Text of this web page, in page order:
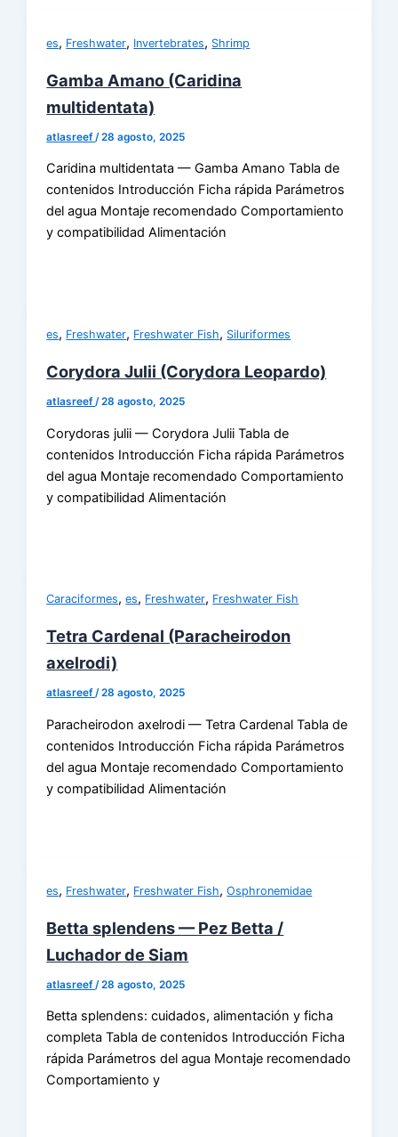
es, Freshwater, Invertebrates, Shrimp
Gamba Amano (Caridina
multidentata)
atlasreef /28 agosto, 2025
Caridina multidentata — Gamba Amano Tabla de
contenidos Introducción Ficha rápida Parámetros
del agua Montaje recomendado Comportamiento
y compatibilidad Alimentación
es, Freshwater, Freshwater Fish, Siluriformes
Corydora Julii (Corydora Leopardo)
atlasreef/28 agosto, 2025
Corydoras julii — Corydora Julii Tabla de
contenidos Introducción Ficha rápida Parámetros
del agua Montaje recomendado Comportamiento
y compatibilidad Alimentación
Caraciformes,es, Freshwater, Freshwater Fish
Tetra Cardenal (Paracheirodon
axelrodi)
atlasreef/28 agosto, 2025
Paracheirodon axelrodi — Tetra Cardenal Tabla de
contenidos Introducción Ficha rápida Parámetros
del agua Montaje recomendado Comportamiento
y compatibilidad Alimentación
es, Freshwater, Freshwater Fish,Osphronemidae
Betta splendens — Pez Betta /
Luchador de Siam
atlasreef /28 agosto, 2025
Betta splendens: cuidados, alimentación y ficha
completa Tabla de contenidos Introducción Ficha
rápida Parámetros del agua Montaje recomendado
Comportamiento y